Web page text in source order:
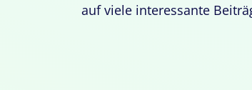
auf viele interessante